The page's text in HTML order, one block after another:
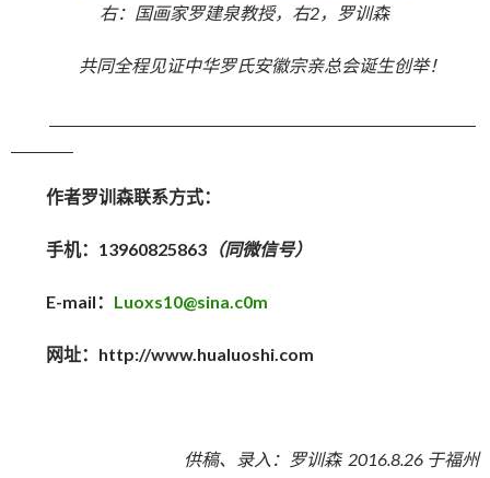
右：国画家罗建泉教授，右2，罗训森
共同全程见证中华罗氏安徽宗亲总会诞生创举！
作者罗训森联系方式：
手机：13960825863 （同微信号）
E-mail： Luoxs10@sina.c0m
网址：http://www.hualuoshi.com
供稿、录入：罗训森 2016.8.26 于福州